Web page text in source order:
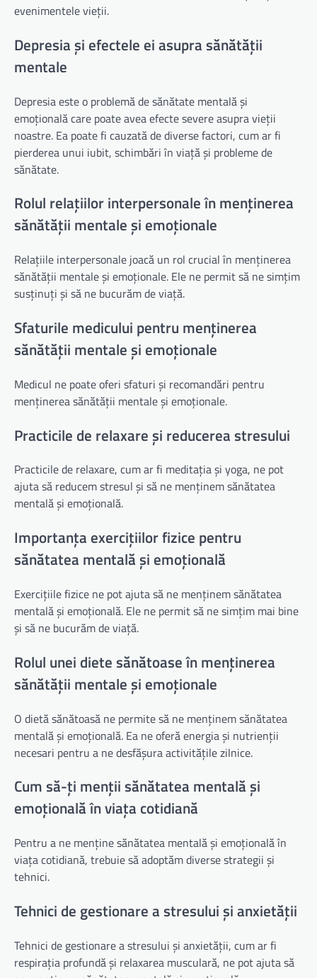
evenimentele vieții.
Depresia și efectele ei asupra sănătății
mentale
Depresia este o problemă de sănătate mentală și
emoțională care poate avea efecte severe asupra vieții
noastre. Ea poate fi cauzată de diverse factori, cum ar fi
pierderea unui iubit, schimbări în viață și probleme de
sănătate.
Rolul relațiilor interpersonale în menținerea
sănătății mentale și emoționale
Relațiile interpersonale joacă un rol crucial în menținerea
sănătății mentale și emoționale. Ele ne permit să ne simțim
susținuți și să ne bucurăm de viață.
Sfaturile medicului pentru menținerea
sănătății mentale și emoționale
Medicul ne poate oferi sfaturi și recomandări pentru
menținerea sănătății mentale și emoționale.
Practicile de relaxare și reducerea stresului
Practicile de relaxare, cum ar fi meditația și yoga, ne pot
ajuta să reducem stresul și să ne menținem sănătatea
mentală și emoțională.
Importanța exercițiilor fizice pentru
sănătatea mentală și emoțională
Exercițiile fizice ne pot ajuta să ne menținem sănătatea
mentală și emoțională. Ele ne permit să ne simțim mai bine
și să ne bucurăm de viață.
Rolul unei diete sănătoase în menținerea
sănătății mentale și emoționale
O dietă sănătoasă ne permite să ne menținem sănătatea
mentală și emoțională. Ea ne oferă energia și nutrienții
necesari pentru a ne desfășura activitățile zilnice.
Cum să-ți menții sănătatea mentală și
emoțională în viața cotidiană
Pentru a ne menține sănătatea mentală și emoțională în
viața cotidiană, trebuie să adoptăm diverse strategii și
tehnici.
Tehnici de gestionare a stresului și anxietății
Tehnici de gestionare a stresului și anxietății, cum ar fi
respirația profundă și relaxarea musculară, ne pot ajuta să